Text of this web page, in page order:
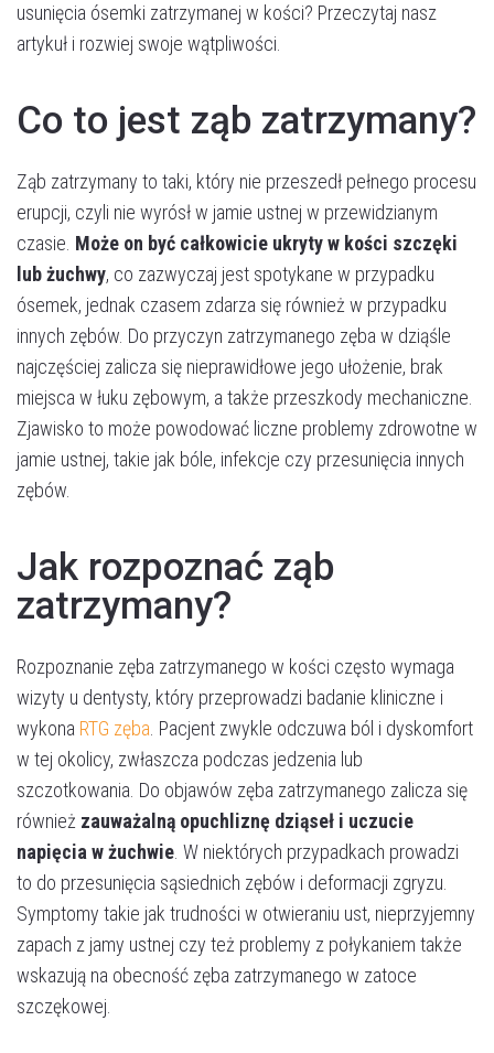
usunięcia ósemki zatrzymanej w kości? Przeczytaj nasz
artykuł i rozwiej swoje wątpliwości.
Co to jest ząb zatrzymany?
Ząb zatrzymany to taki, który nie przeszedł pełnego procesu
erupcji, czyli nie wyrósł w jamie ustnej w przewidzianym
czasie. Może on być całkowicie ukryty w kości szczęki
lub żuchwy, co zazwyczaj jest spotykane w przypadku
ósemek, jednak czasem zdarza się również w przypadku
innych zębów. Do przyczyn zatrzymanego zęba w dziąśle
najczęściej zalicza się nieprawidłowe jego ułożenie, brak
miejsca w łuku zębowym, a także przeszkody mechaniczne.
Zjawisko to może powodować liczne problemy zdrowotne w
jamie ustnej, takie jak bóle, infekcje czy przesunięcia innych
zębów.
Jak rozpoznać ząb
zatrzymany?
Rozpoznanie zęba zatrzymanego w kości często wymaga
wizyty u dentysty, który przeprowadzi badanie kliniczne i
wykona RTG zęba . Pacjent zwykle odczuwa ból i dyskomfort
w tej okolicy, zwłaszcza podczas jedzenia lub
szczotkowania. Do objawów zęba zatrzymanego zalicza się
również zauważalną opuchliznę dziąseł i uczucie
napięcia w żuchwie . W niektórych przypadkach prowadzi
to do przesunięcia sąsiednich zębów i deformacji zgryzu.
Symptomy takie jak trudności w otwieraniu ust, nieprzyjemny
zapach z jamy ustnej czy też problemy z połykaniem także
wskazują na obecność zęba zatrzymanego w zatoce
szczękowej​.